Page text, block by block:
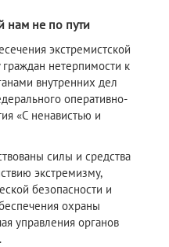
нам не по пути
экстремистской
нетерпимости к
внутренних дел
оперативно-
«С ненавистью и
силы и средства
экстремизму,
безопасности и
охраны
управления органов